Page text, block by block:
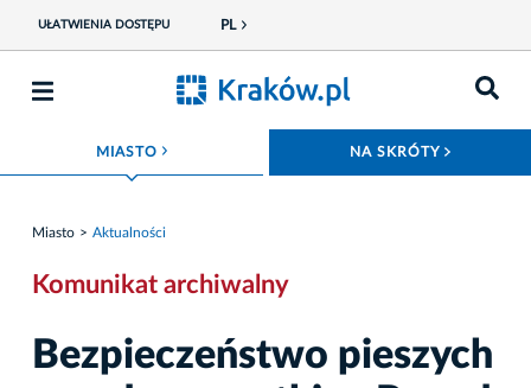
UŁATWIENIA DOSTĘPU PL
MIASTO ROZWIŃ MENU NA SKRÓTY
Miasto Aktualności
Komunikat archiwalny
Bezpieczeństwo pieszych